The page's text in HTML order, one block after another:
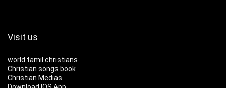
Visit us
world tamil christians
Christian songs book
Christian Medias